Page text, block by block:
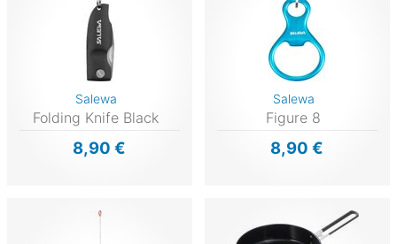
Salewa
Folding Knife Black
8,90 €
Salewa
Figure 8
8,90 €